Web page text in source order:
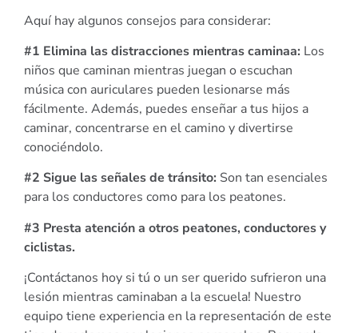
Aquí hay algunos consejos para considerar:
#1 Elimina las distracciones mientras caminaa: Los
niños que caminan mientras juegan o escuchan
música con auriculares pueden lesionarse más
fácilmente. Además, puedes enseñar a tus hijos a
caminar, concentrarse en el camino y divertirse
conociéndolo.
#2 Sigue las señales de tránsito: Son tan esenciales
para los conductores como para los peatones.
#3 Presta atención a otros peatones, conductores y
ciclistas.
¡Contáctanos hoy si tú o un ser querido sufrieron una
lesión mientras caminaban a la escuela! Nuestro
equipo tiene experiencia en la representación de este